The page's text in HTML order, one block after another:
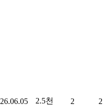
26.06.05 2.5천 2 2